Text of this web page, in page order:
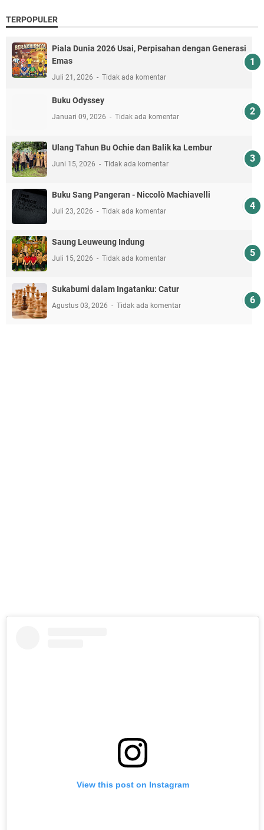
TERPOPULER
Piala Dunia 2026 Usai, Perpisahan dengan Generasi
Emas
Juli 21, 2026 Tidak ada komentar
Buku Odyssey
Januari 09, 2026 Tidak ada komentar
Ulang Tahun Bu Ochie dan Balik ka Lembur
Juni 15, 2026 Tidak ada komentar
Buku Sang Pangeran - Niccolò Machiavelli
Juli 23, 2026 Tidak ada komentar
Saung Leuweung Indung
Juli 15, 2026 Tidak ada komentar
Sukabumi dalam Ingatanku: Catur
Agustus 03, 2026 Tidak ada komentar
View this post on Instagram